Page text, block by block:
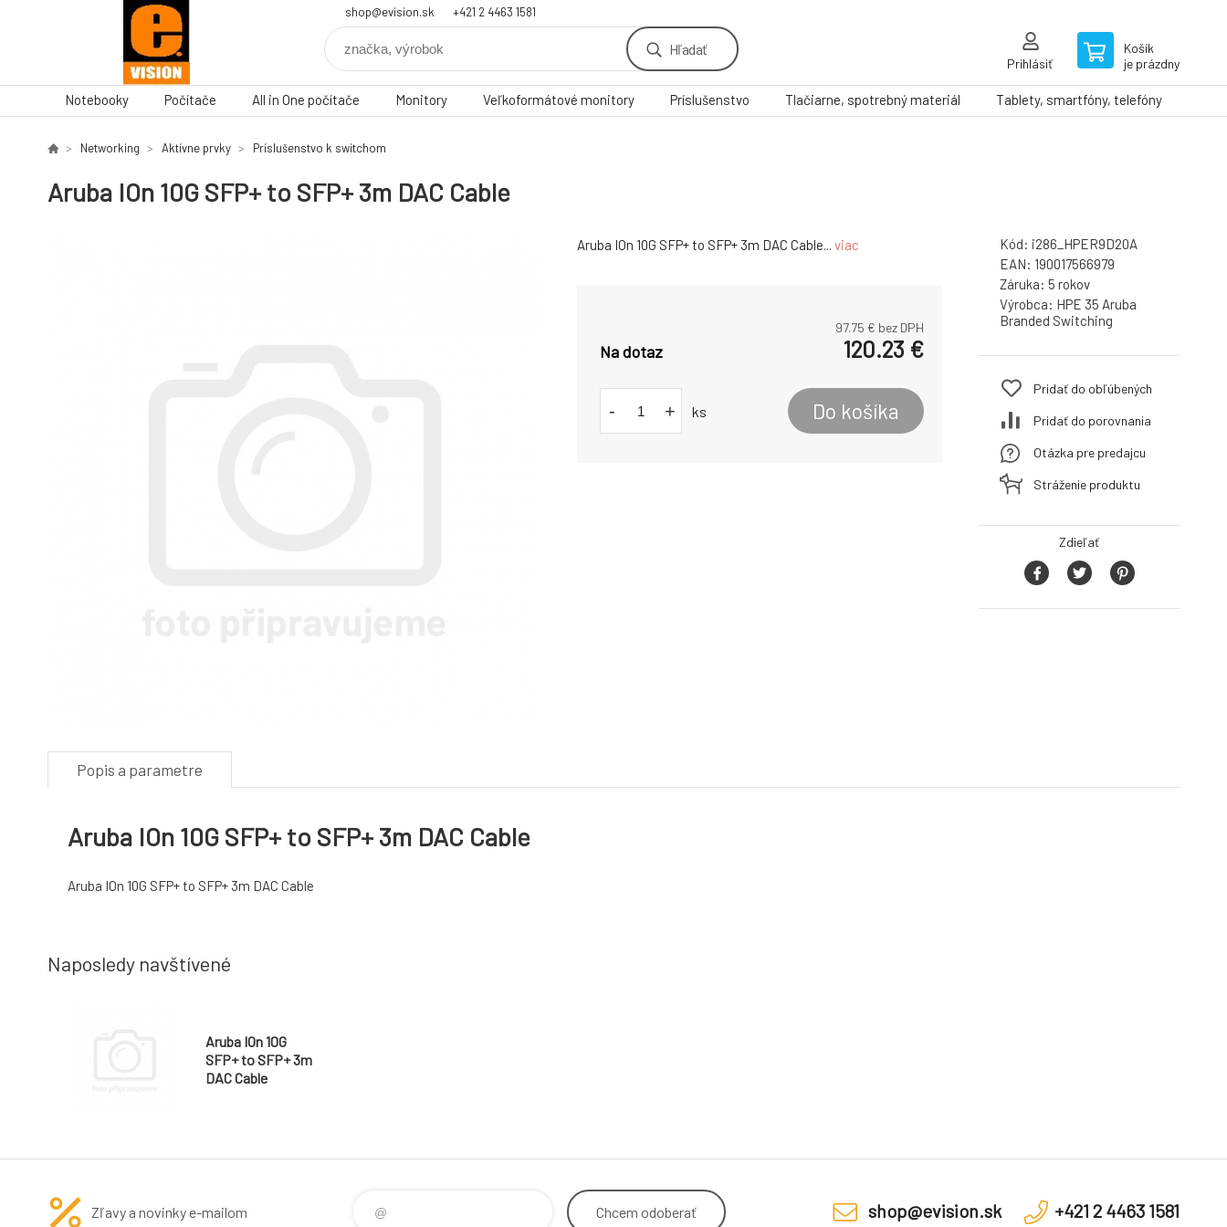
shop@evision.sk +421 2 4463 1581
Hľadať
Prihlásiť
Košík
je prázdny
Notebooky Počítače All in One počítače Monitory Veľkoformátové monitory Príslušenstvo Tlačiarne, spotrebný materiál Tablety, smartfóny, telefóny
Networking Aktívne prvky Príslušenstvo k switchom
Aruba IOn 10G SFP+ to SFP+ 3m DAC Cable
Aruba IOn 10G SFP+ to SFP+ 3m DAC Cable... viac
97.75 € bez DPH
Na dotaz 120.23 €
- + ks Do košíka
Kód: i286_HPER9D20A
EAN: 190017566979
Záruka: 5 rokov
Výrobca: HPE 35 Aruba
Branded Switching
Pridať do obľúbených
Pridať do porovnania
Otázka pre predajcu
Stráženie produktu
Zdieľať
Popis a parametre
Aruba IOn 10G SFP+ to SFP+ 3m DAC Cable
Aruba IOn 10G SFP+ to SFP+ 3m DAC Cable
Naposledy navštívené
Aruba IOn 10G
SFP+ to SFP+ 3m
DAC Cable
Zľavy a novinky e-mailom Chcem odoberať shop@evision.sk +421 2 4463 1581